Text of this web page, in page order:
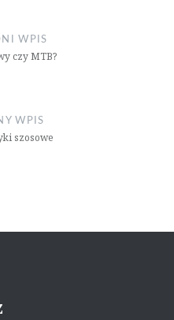
WPIS
czy MTB?
WPIS
szosowe